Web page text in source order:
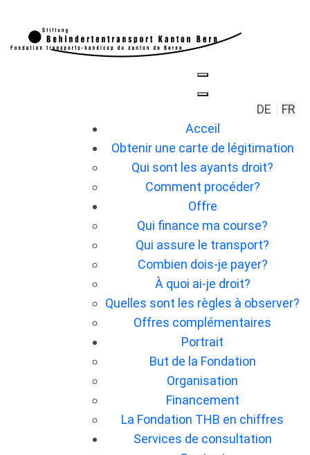
DE
FR
Acceil
Obtenir une carte de légitimation
Qui sont les ayants droit?
Comment procéder?
Offre
Qui finance ma course?
Qui assure le transport?
Combien dois-je payer?
À quoi ai-je droit?
Quelles sont les règles à observer?
Offres complémentaires
Portrait
But de la Fondation
Organisation
Financement
La Fondation THB en chiffres
Services de consultation